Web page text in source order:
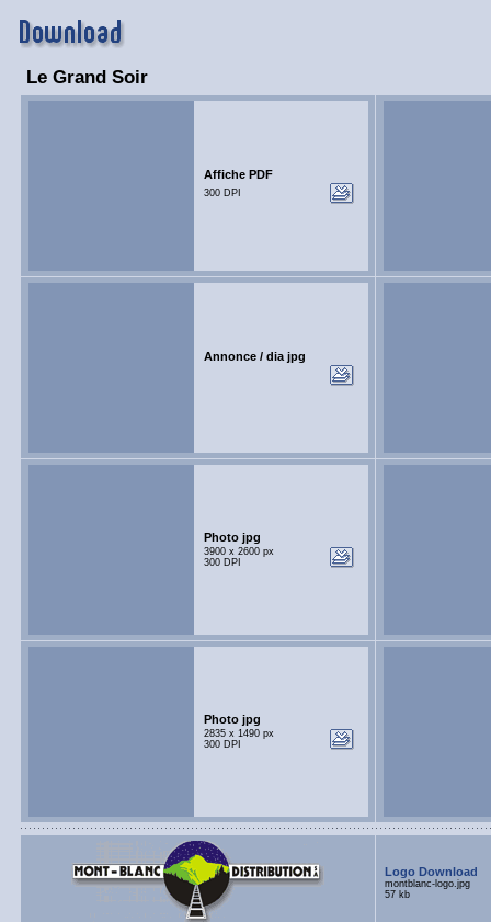
Le Grand Soir
Affiche PDF
300 DPI
Annonce / dia jpg
Photo jpg
3900 x 2600 px
300 DPI
Photo jpg
2835 x 1490 px
300 DPI
Logo Download
montblanc-logo.jpg
57 kb